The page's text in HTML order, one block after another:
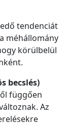
tendenciát
méhállomány
körülbelül
becslés)
függően
Az